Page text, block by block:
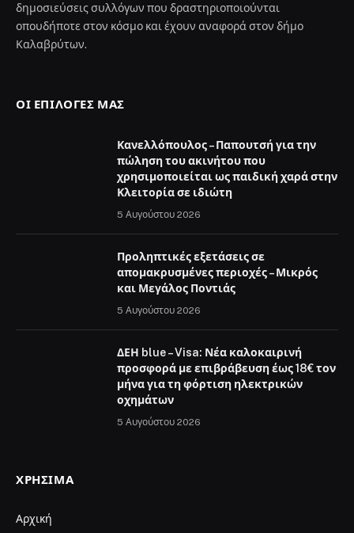
δημοσιεύσεις συλλόγων που δραστηριοποιούνται
οπουδήποτε στον κόσμο και έχουν αναφορά στον δήμο
Καλαβρύτων.
ΟΙ ΕΠΙΛΟΓΈΣ ΜΑΣ
Κανελλόπουλος – Παπουτσή για την
πώληση του ακινήτου που
χρησιμοποιείται ως παιδική χαρά στην
Κλειτορία σε ιδιώτη
5 Αυγούστου 2026
Προληπτικές εξετάσεις σε
απομακρυσμένες περιοχές – Μικρός
και Μεγάλος Ποντιάς
5 Αυγούστου 2026
ΔΕΗ blue – Visa: Νέα καλοκαιρινή
προσφορά με επιβράβευση έως 18€ τον
μήνα για τη φόρτιση ηλεκτρικών
οχημάτων
5 Αυγούστου 2026
ΧΡΉΣΙΜΑ
Αρχική